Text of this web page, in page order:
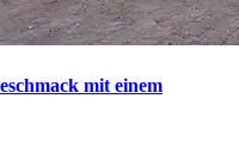
mit einem